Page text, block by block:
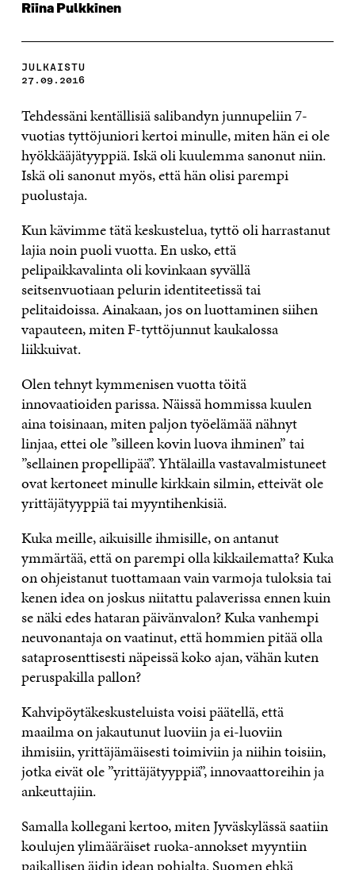
Riina Pulkkinen
JULKAISTU
27.09.2016
Tehdessäni kentällisiä salibandyn junnupeliin 7-
vuotias tyttöjuniori kertoi minulle, miten hän ei ole
hyökkääjätyyppiä. Iskä oli kuulemma sanonut niin.
Iskä oli sanonut myös, että hän olisi parempi
puolustaja.
Kun kävimme tätä keskustelua, tyttö oli harrastanut
lajia noin puoli vuotta. En usko, että
pelipaikkavalinta oli kovinkaan syvällä
seitsenvuotiaan pelurin identiteetissä tai
pelitaidoissa. Ainakaan, jos on luottaminen siihen
vapauteen, miten F-tyttöjunnut kaukalossa
liikkuivat.
Olen tehnyt kymmenisen vuotta töitä
innovaatioiden parissa. Näissä hommissa kuulen
aina toisinaan, miten paljon työelämää nähnyt
linjaa, ettei ole ”silleen kovin luova ihminen” tai
”sellainen propellipää”. Yhtälailla vastavalmistuneet
ovat kertoneet minulle kirkkain silmin, etteivät ole
yrittäjätyyppiä tai myyntihenkisiä.
Kuka meille, aikuisille ihmisille, on antanut
ymmärtää, että on parempi olla kikkailematta? Kuka
on ohjeistanut tuottamaan vain varmoja tuloksia tai
kenen idea on joskus niitattu palaverissa ennen kuin
se näki edes hataran päivänvalon? Kuka vanhempi
neuvonantaja on vaatinut, että hommien pitää olla
sataprosenttisesti näpeissä koko ajan, vähän kuten
peruspakilla pallon?
Kahvipöytäkeskusteluista voisi päätellä, että
maailma on jakautunut luoviin ja ei-luoviin
ihmisiin, yrittäjämäisesti toimiviin ja niihin toisiin,
jotka eivät ole ”yrittäjätyyppiä”, innovaattoreihin ja
ankeuttajiin.
Samalla kollegani kertoo, miten Jyväskylässä saatiin
koulujen ylimääräiset ruoka-annokset myyntiin
paikallisen äidin idean pohjalta. Suomen ehkä